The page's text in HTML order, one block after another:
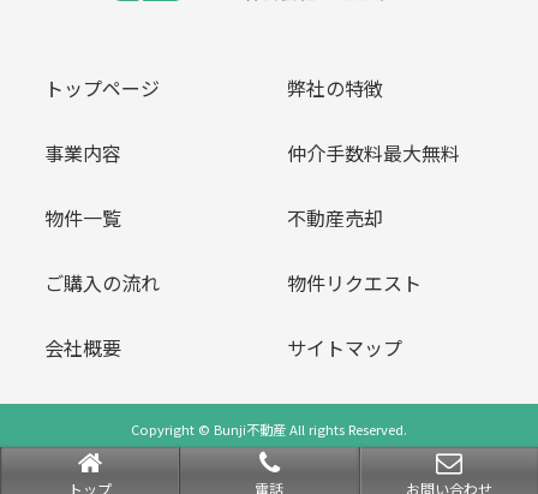
トップ 電話 お問い合わせ
トップページ 弊社の特徴
事業内容 仲介手数料最大無料
物件一覧 不動産売却
ご購入の流れ 物件リクエスト
会社概要 サイトマップ
Copyright © Bunji不動産 All rights Reserved.
powered by 不動産クラウドオフィス